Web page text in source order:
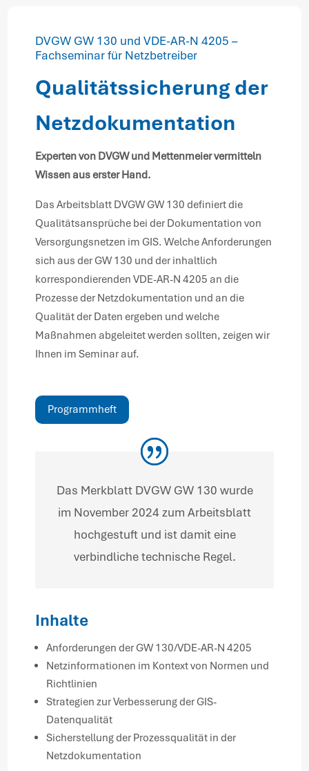
DVGW GW 130 und VDE-AR-N 4205 –
Fachseminar für Netzbetreiber
Qualitätssicherung der
Netzdokumentation
Experten von DVGW und Mettenmeier vermitteln
Wissen aus erster Hand.
Das Arbeitsblatt DVGW GW 130 definiert die
Qualitätsansprüche bei der Dokumentation von
Versorgungsnetzen im GIS. Welche Anforderungen
sich aus der GW 130 und der inhaltlich
korrespondierenden VDE-AR-N 4205 an die
Prozesse der Netzdokumentation und an die
Qualität der Daten ergeben und welche
Maßnahmen abgeleitet werden sollten, zeigen wir
Ihnen im Seminar auf.
Programmheft
Das Merkblatt DVGW GW 130 wurde
im November 2024 zum Arbeitsblatt
hochgestuft und ist damit eine
verbindliche technische Regel.
Inhalte
Anforderungen der GW 130/VDE-AR-N 4205
Netzinformationen im Kontext von Normen und
Richtlinien
Strategien zur Verbesserung der GIS-
Datenqualität
Sicherstellung der Prozessqualität in der
Netzdokumentation